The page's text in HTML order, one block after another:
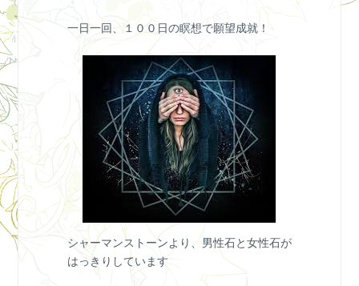
一日一回、１００日の瞑想で願望成就！
シャーマンストーンより、男性石と女性石が
はっきりしています